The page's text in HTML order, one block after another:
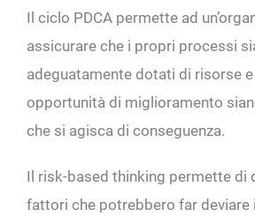
Il ciclo PDCA permette ad
assicurare che i propri processi
adeguatamente dotati di risorse
opportunità di miglioramento
che si agisca di conseguenza.
Il risk-based thinking permette di
fattori che potrebbero far deviare